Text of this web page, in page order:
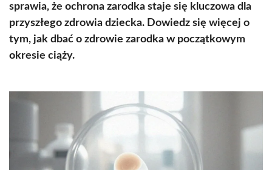
sprawia, że ochrona zarodka staje się kluczowa dla
przyszłego zdrowia dziecka. Dowiedz się więcej o
tym, jak dbać o zdrowie zarodka w początkowym
okresie ciąży.